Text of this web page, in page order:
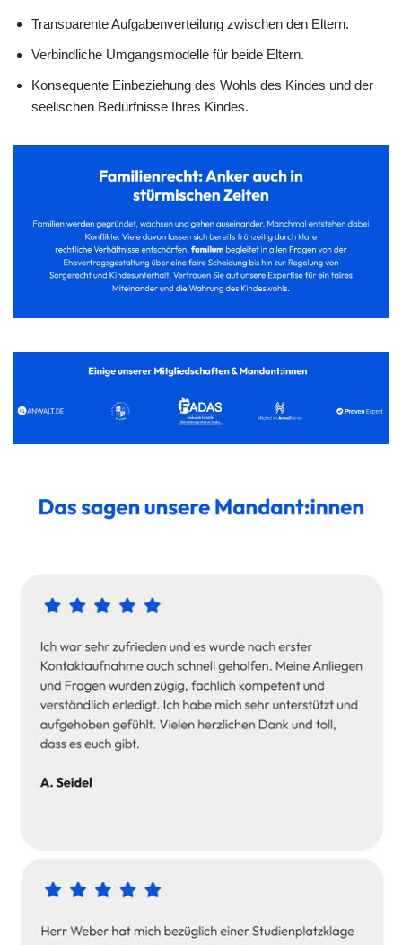
Transparente Aufgabenverteilung zwischen den Eltern.
Verbindliche Umgangsmodelle für beide Eltern.
Konsequente Einbeziehung des Wohls des Kindes und der
seelischen Bedürfnisse Ihres Kindes.